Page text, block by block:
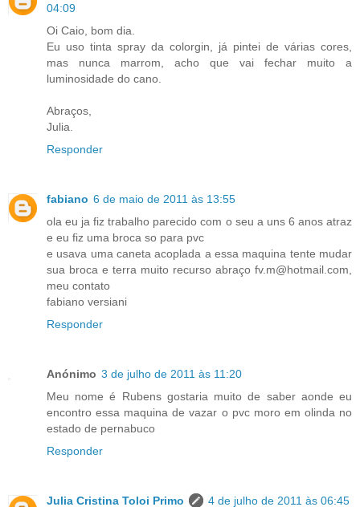
04:09
Oi Caio, bom dia.
Eu uso tinta spray da colorgin, já pintei de várias cores,
mas nunca marrom, acho que vai fechar muito a
luminosidade do cano.
Abraços,
Julia.
Responder
fabiano 6 de maio de 2011 às 13:55
ola eu ja fiz trabalho parecido com o seu a uns 6 anos atraz
e eu fiz uma broca so para pvc
e usava uma caneta acoplada a essa maquina tente mudar
sua broca e terra muito recurso abraço fv.m@hotmail.com,
meu contato
fabiano versiani
Responder
Anónimo 3 de julho de 2011 às 11:20
Meu nome é Rubens gostaria muito de saber aonde eu
encontro essa maquina de vazar o pvc moro em olinda no
estado de pernabuco
Responder
Julia Cristina Toloi Primo
4 de julho de 2011 às 06:45